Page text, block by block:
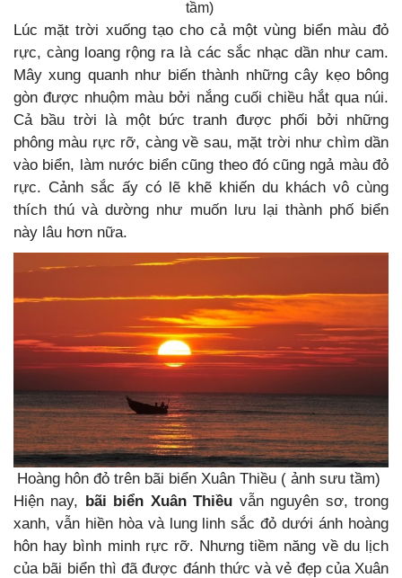
tầm)
Lúc mặt trời xuống tạo cho cả một vùng biển màu đỏ
rực, càng loang rộng ra là các sắc nhạc dần như cam.
Mây xung quanh như biến thành những cây kẹo bông
gòn được nhuộm màu bởi nắng cuối chiều hắt qua núi.
Cả bầu trời là một bức tranh được phối bởi những
phông màu rực rỡ, càng về sau, mặt trời như chìm dần
vào biển, làm nước biển cũng theo đó cũng ngả màu đỏ
rực. Cảnh sắc ấy có lẽ khẽ khiến du khách vô cùng
thích thú và dường như muốn lưu lại thành phố biển
này lâu hơn nữa.
Hoàng hôn đỏ trên bãi biển Xuân Thiều ( ảnh sưu tầm)
Hiện nay, bãi biển Xuân Thiều vẫn nguyên sơ, trong
xanh, vẫn hiền hòa và lung linh sắc đỏ dưới ánh hoàng
hôn hay bình minh rực rỡ. Nhưng tiềm năng về du lịch
của bãi biển thì đã được đánh thức và vẻ đẹp của Xuân